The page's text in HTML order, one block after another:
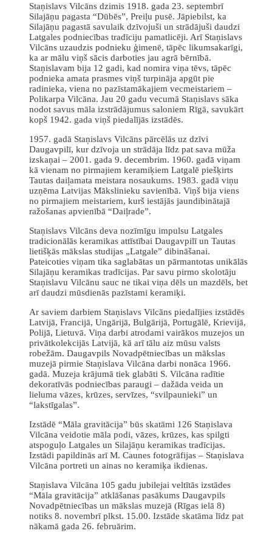
Staņislavs Vilcāns dzimis 1918. gada 23. septembrī
Silajāņu pagasta “Dūbēs”, Preiļu pusē. Jāpiebilst, ka
Silajāņu pagastā savulaik dzīvojuši un strādājuši daudzi
Latgales podniecības tradīciju pamatlicēji. Arī Staņislavs
Vilcāns uzaudzis podnieku ģimenē, tāpēc likumsakarīgi,
ka ar mālu viņš sācis darboties jau agrā bērnībā.
Staņislavam bija 12 gadi, kad nomira viņa tēvs, tāpēc
podnieka amata prasmes viņš turpināja apgūt pie
radinieka, viena no pazīstamākajiem vecmeistariem –
Polikarpa Vilcāna. Jau 20 gadu vecumā Staņislavs sāka
nodot savus māla izstrādājumus saloniem Rīgā, savukārt
kopš 1942. gada viņš piedalījās izstādēs.
1957. gadā Staņislavs Vilcāns pārcēlās uz dzīvi
Daugavpilī, kur dzīvoja un strādāja līdz pat sava mūža
izskaņai – 2001. gada 9. decembrim. 1960. gadā viņam
kā vienam no pirmajiem keramiķiem Latgalē piešķirts
Tautas daiļamata meistara nosaukums. 1983. gadā viņu
uzņēma Latvijas Mākslinieku savienībā. Viņš bija viens
no pirmajiem meistariem, kurš iestājās jaundibinātajā
ražošanas apvienībā “Daiļrade”.
Staņislavs Vilcāns deva nozīmīgu impulsu Latgales
tradicionālās keramikas attīstībai Daugavpilī un Tautas
lietišķās mākslas studijas „Latgale” dibināšanai.
Pateicoties viņam tika saglabātas un pārmantotas unikālās
Silajāņu keramikas tradīcijas. Par savu pirmo skolotāju
Staņislavu Vilcānu sauc ne tikai viņa dēls un mazdēls, bet
arī daudzi mūsdienās pazīstami keramiķi.
Ar saviem darbiem Staņislavs Vilcāns piedalījies izstādēs
Latvijā, Francijā, Ungārijā, Bulgārijā, Portugālē, Krievijā,
Polijā, Lietuvā. Viņa darbi atrodami vairākos muzejos un
privātkolekcijās Latvijā, kā arī tālu aiz mūsu valsts
robežām. Daugavpils Novadpētniecības un mākslas
muzejā pirmie Staņislava Vilcāna darbi nonāca 1966.
gadā. Muzeja krājumā tiek glabāti S. Vilcāna radītie
dekoratīvās podniecības paraugi – dažāda veida un
lieluma vāzes, krūzes, servīzes, “svilpaunieki” un
“lakstīgalas”.
Izstādē “Māla gravitācija” būs skatāmi 126 Staņislava
Vilcāna veidotie māla podi, vāzes, krūzes, kas spilgti
atspoguļo Latgales un Silajāņu keramikas tradīcijas.
Izstādi papildinās arī M. Caunes fotogrāfijas – Staņislava
Vilcāna portreti un ainas no keramiķa ikdienas.
Staņislava Vilcāna 105 gadu jubilejai veltītās izstādes
“Māla gravitācija” atklāšanas pasākums Daugavpils
Novadpētniecības un mākslas muzejā (Rīgas ielā 8)
notiks 8. novembrī plkst. 15.00. Izstāde skatāma līdz pat
nākamā gada 26. februārim.